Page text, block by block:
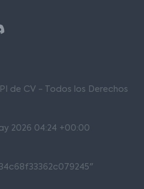
de CV - Todos los Derechos
2026 04:24 +00:00